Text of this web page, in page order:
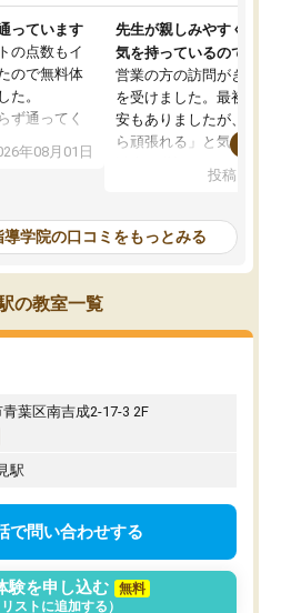
っています
の点数もイ
ので無料体
た。
ず通ってく
も笑顔で対
夜の時間帯
は手狭では
スは良いで
えの際に近
用または路
少し不便で
年08月01日
先生が親しみやすく勉強
気を持っているので安心
営業の方の訪問がきっか
を受けました。最初は続
安もありましたが、子ど
ら頑張れる」と気に入り
ても分かりやすく、学
方を丁寧に教えてくださ
が深まっていると感じま
熱心で、一人ひとりの苦
前より勉強に前向きに取
りたいと思える塾です。
投稿日：
学院の口コミをもっとみる
の教室一覧
葉区南吉成2-17-3 2F
駅
で問い合わせする
験を申し込む
無料
リストに追加する）